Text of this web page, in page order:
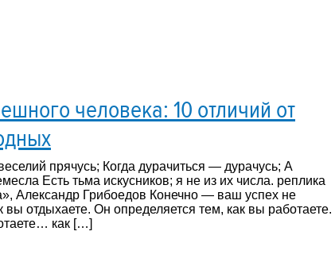
человека: 10 отличий от
прячусь; Когда дурачиться — дурачусь; А
Есть тьма искусников; я не из их числа. реплика
Александр Грибоедов Конечно — ваш успех не
вы отдыхаете. Он определяется тем, как вы работаете.
как […]